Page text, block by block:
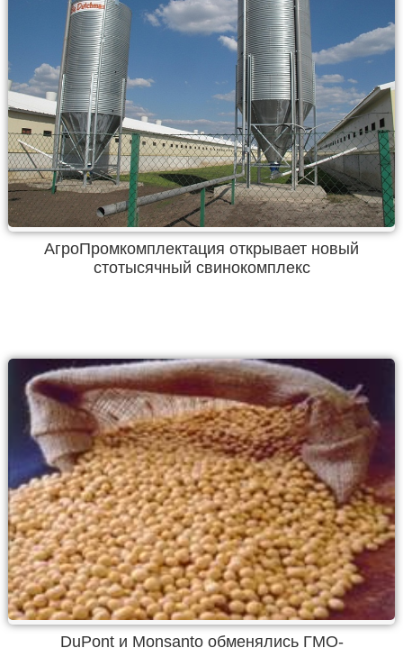
АгроПромкомплектация открывает новый
стотысячный свинокомплекс
DuPont и Monsanto обменялись ГМО-